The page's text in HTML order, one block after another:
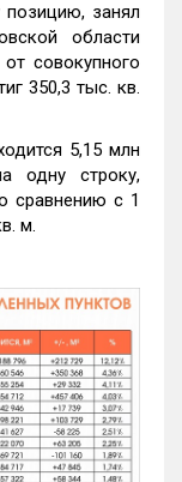
занял
области
совокупного
350,3 тыс. кв.
5,15 млн
одну строку,
сравнению с 1
м.